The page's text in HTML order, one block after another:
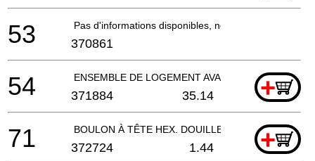
Pas d'informations disponibles, non commandable
53 370861
ENSEMBLE DE LOGEMENT AVANT +
54 371884 35.14
BOULON À TÊTE HEX. DOUILLE M5X18 +
71 372724 1.44